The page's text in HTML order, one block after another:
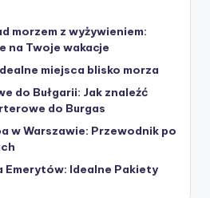
morzem z wyżywieniem:
na Twoje wakacje
miejsca blisko morza
do Bułgarii: Jak znaleźć
do Burgas
w Warszawie: Przewodnik po
Emerytów: Idealne Pakiety